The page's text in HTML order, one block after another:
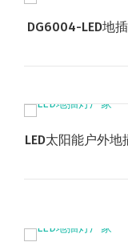
DG6004-LED地
LED太阳能户外